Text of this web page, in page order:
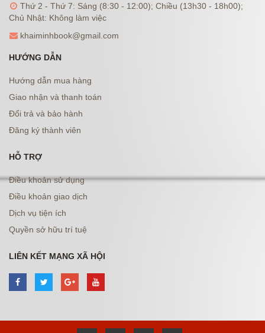
Thứ 2 - Thứ 7: Sáng (8:30 - 12:00); Chiều (13h30 - 18h00);
Chủ Nhật: Không làm việc
khaiminhbook@gmail.com
HƯỚNG DẪN
Hướng dẫn mua hàng
Giao nhận và thanh toán
Đổi trả và bảo hành
Đăng ký thành viên
HỖ TRỢ
Điều khoản sử dụng
Điều khoản giao dịch
Dịch vụ tiện ích
Quyền sở hữu trí tuệ
LIÊN KẾT MẠNG XÃ HỘI